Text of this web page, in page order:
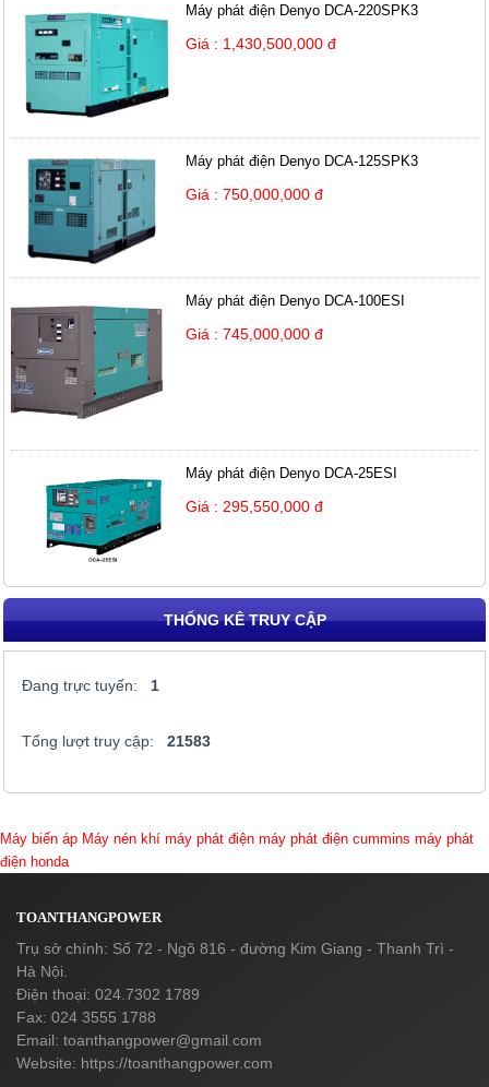
Máy phát điện Denyo DCA-220SPK3
Giá : 1,430,500,000 đ
Máy phát điện Denyo DCA-125SPK3
Giá : 750,000,000 đ
Máy phát điện Denyo DCA-100ESI
Giá : 745,000,000 đ
Máy phát điện Denyo DCA-25ESI
Giá : 295,550,000 đ
THỐNG KÊ TRUY CẬP
Đang trực tuyến: 1
Tổng lượt truy cập: 21583
Máy biến áp Máy nén khí máy phát điện máy phát điện cummins máy phát
điện honda
TOANTHANGPOWER
Trụ sở chính: Số 72 - Ngõ 816 - đường Kim Giang - Thanh Trì -
Hà Nội.
Điện thoại: 024.7302 1789
Fax: 024 3555 1788
Email: toanthangpower@gmail.com
Website: https://toanthangpower.com